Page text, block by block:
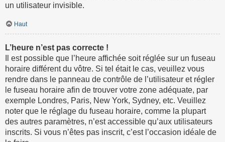
un utilisateur invisible.
Haut
L’heure n’est pas correcte !
Il est possible que l’heure affichée soit réglée sur un fuseau
horaire différent du vôtre. Si tel était le cas, veuillez vous
rendre dans le panneau de contrôle de l’utilisateur et régler
le fuseau horaire afin de trouver votre zone adéquate, par
exemple Londres, Paris, New York, Sydney, etc. Veuillez
noter que le réglage du fuseau horaire, comme la plupart
des autres paramètres, n’est accessible qu’aux utilisateurs
inscrits. Si vous n’êtes pas inscrit, c’est l’occasion idéale de